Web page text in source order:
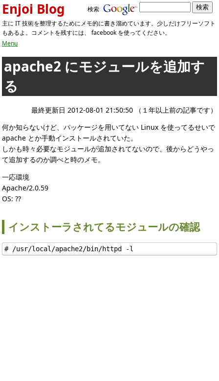
Enjoi Blog
検索
主に IT 技術を整理するためにメモ的に書き溜めています。少しだけフリーソフト
もあるよ。コメントを残すには、 facebook を使ってください。
Menu
apache2 にモジュールを追加す
る
最終更新日 2012-08-01 21:50:50 （１年以上前の記事です）
何か知らないけど、パッケージを用いてない Linux を使ってるせいで
apache とか手動インストールされていた。
しかも時々必要なモジュールが追加されてないので、後からどうやっ
て追加するのか調べと時のメモ。
一応環境
Apache/2.0.59
OS: ??
インストーラされてるモジュールの確認
# /usr/local/apache2/bin/httpd -l